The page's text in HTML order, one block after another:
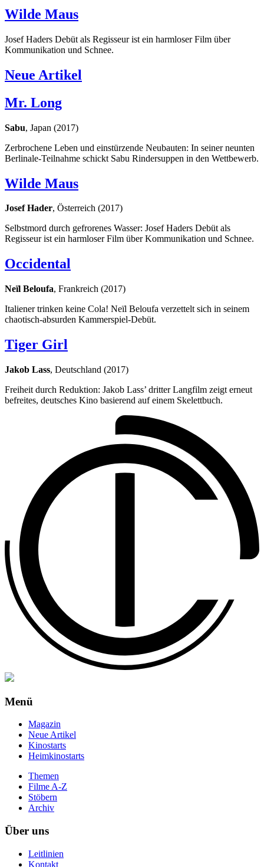
Wilde Maus
Josef Haders Debüt als Regisseur ist ein harmloser Film über
Kommunikation und Schnee.
Neue Artikel
Mr. Long
Sabu, Japan (2017)
Zerbrochene Leben und einstürzende Neubauten: In seiner neunten
Berlinale-Teilnahme schickt Sabu Rindersuppen in den Wettbewerb.
Wilde Maus
Josef Hader, Österreich (2017)
Selbstmord durch gefrorenes Wasser: Josef Haders Debüt als
Regisseur ist ein harmloser Film über Kommunikation und Schnee.
Occidental
Neïl Beloufa, Frankreich (2017)
Italiener trinken keine Cola! Neïl Beloufa verzettelt sich in seinem
chaotisch-absurden Kammerspiel-Debüt.
Tiger Girl
Jakob Lass, Deutschland (2017)
Freiheit durch Reduktion: Jakob Lass’ dritter Langfilm zeigt erneut
befreites, deutsches Kino basierend auf einem Skelettbuch.
Menü
Magazin
Neue Artikel
Kinostarts
Heimkinostarts
Themen
Filme A-Z
Stöbern
Archiv
Über uns
Leitlinien
Kontakt